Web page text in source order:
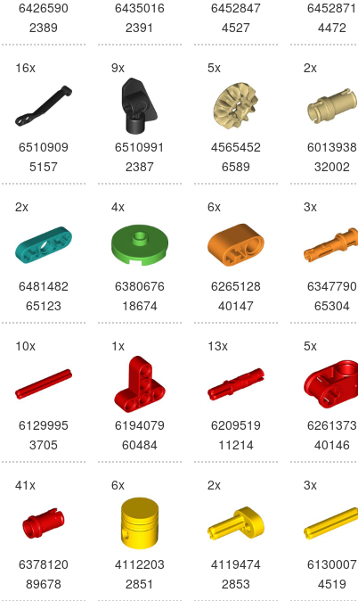
6426590
2389
6435016
2391
6452847
4527
6452871
4472
16x
6510909
5157
9x
6510991
2387
5x
4565452
6589
2x
6013938
32002
2x
6481482
65123
4x
6380676
18674
6x
6265128
40147
3x
6347790
65304
10x
6129995
3705
1x
6194079
60484
13x
6209519
11214
5x
6261373
40146
41x
6378120
89678
6x
4112203
2851
2x
4119474
2853
3x
6130007
4519